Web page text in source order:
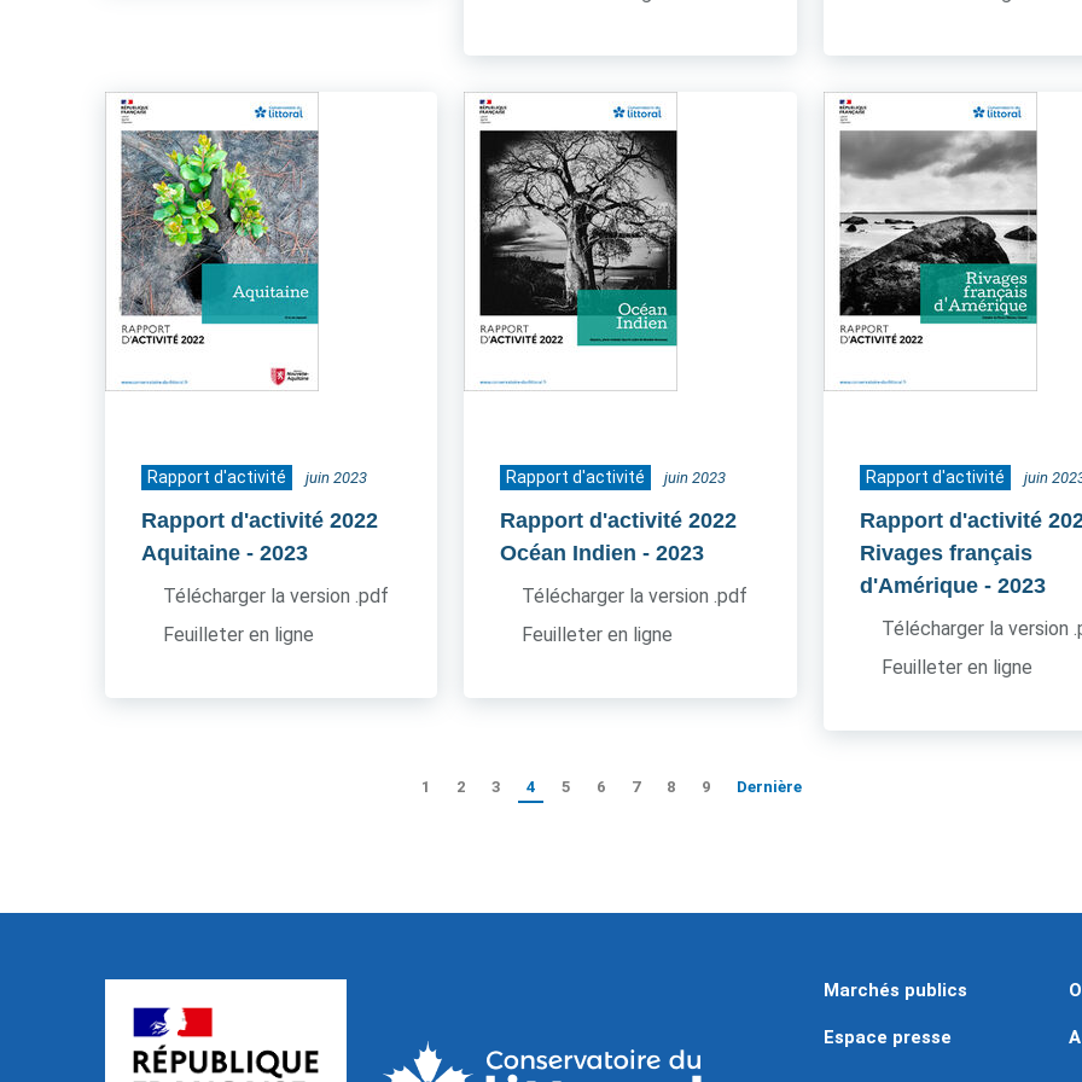
Rapport d'activité juin 2023
Rapport d'activité 2022
Aquitaine - 2023
Télécharger la version .pdf
Feuilleter en ligne
Rapport d'activité juin 2023
Rapport d'activité 2022
Océan Indien - 2023
Télécharger la version .pdf
Feuilleter en ligne
Rapport d'activité juin
Rapport d'activité
Rivages français
d'Amérique - 2023
Télécharger la version
Feuilleter en ligne
1 2 3 4 5 6 7 8 9 Dernière
Marchés publics
Espace presse